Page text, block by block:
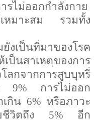
รไม่ออกกำลังกาย
เหมาะสม รวมทั้ง
งเป็นที่มาของโรค
เป็นสาเหตุของการ
ลกจากการสูบบุหรี่
ง 9% การไม่ออก
กิน 6% หรือภาวะ
สียชีวิตถึง 5% อีก